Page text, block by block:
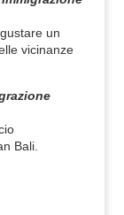
un
vicinanze
Bali.